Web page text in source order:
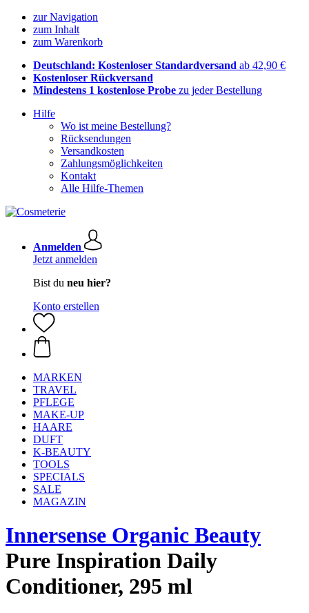
zur Navigation
zum Inhalt
zum Warenkorb
Deutschland: Kostenloser Standardversand ab 42,90 €
Kostenloser Rückversand
Mindestens 1 kostenlose Probe zu jeder Bestellung
Hilfe
Wo ist meine Bestellung?
Rücksendungen
Versandkosten
Zahlungsmöglichkeiten
Kontakt
Alle Hilfe-Themen
Anmelden
Jetzt anmelden
Bist du neu hier?
Konto erstellen
MARKEN
TRAVEL
PFLEGE
MAKE-UP
HAARE
DUFT
K-BEAUTY
TOOLS
SPECIALS
SALE
MAGAZIN
Innersense Organic Beauty
Pure Inspiration Daily
Conditioner, 295 ml